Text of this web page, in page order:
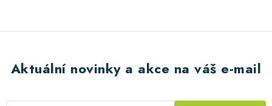
Aktuální novinky a akce na váš e-mail